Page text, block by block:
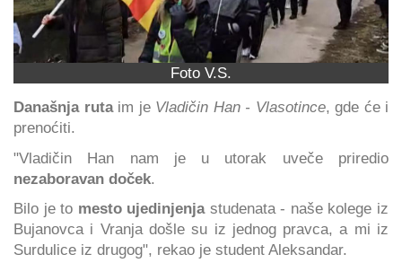
Foto V.S.
Današnja rutaim je Vladičin Han - Vlasotince, gde će i
prenoćiti.
"Vladičin Han nam je u utorak uveče priredio
nezaboravan doček.
Bilo je to mesto ujedinjenjastudenata - naše kolege iz
Bujanovca i Vranja došle su iz jednog pravca, a mi iz
Surdulice iz drugog", rekao je student Aleksandar.